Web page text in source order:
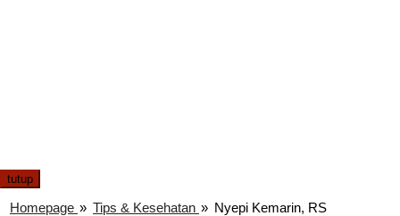
tutup
Homepage » Tips & Kesehatan » Nyepi Kemarin, RS